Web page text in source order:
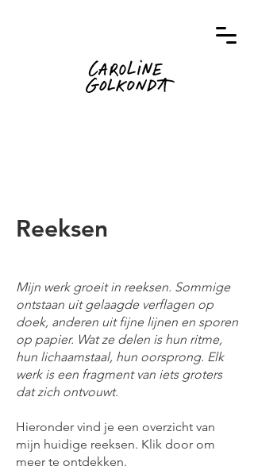
Reeksen
Mijn werk groeit in reeksen. Sommige
ontstaan uit gelaagde verflagen op
doek, anderen uit fijne lijnen en sporen
op papier. Wat ze delen is hun ritme,
hun lichaamstaal, hun oorsprong. Elk
werk is een fragment van iets groters
dat zich ontvouwt.
Hieronder vind je een overzicht van
mijn huidige reeksen. Klik door om
meer te ontdekken.